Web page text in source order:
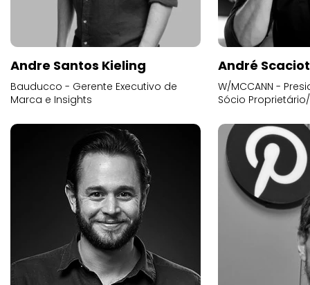
Andre Santos Kieling
Bauducco - Gerente Executivo de
Marca e Insights
André
W/MCCANN -
Sócio